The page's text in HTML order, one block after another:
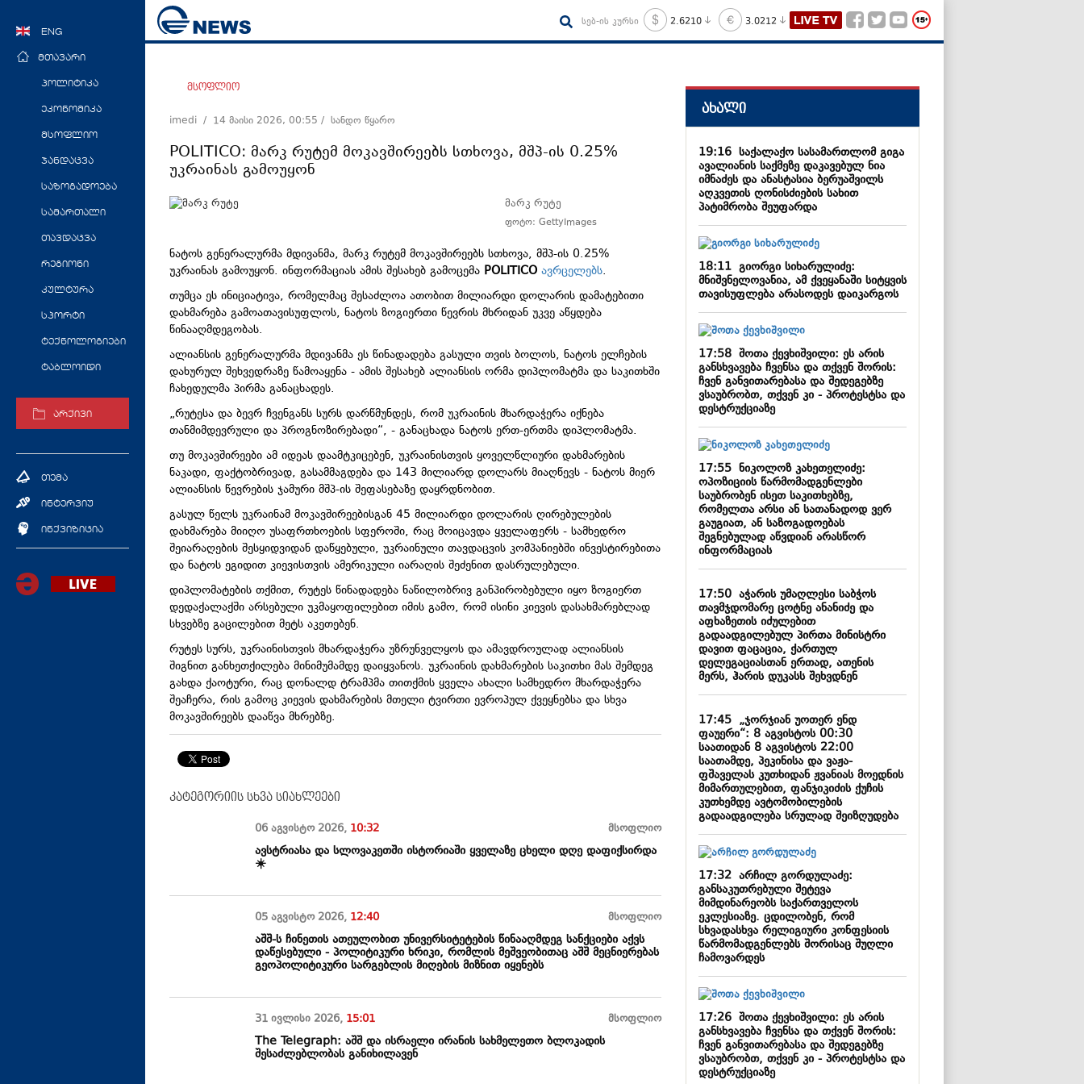
ENG
მთავარი
პოლიტიკა
ეკონომიკა
მსოფლიო
ჯანდაცვა
საზოგადოება
სამართალი
თავდაცვა
რეგიონი
კულტურა
სპორტი
ტექნოლოგიები
ტაბლოიდი
არქივი
თემა
ინტერვიუ
ინქვიზიცია
სებ-ის კურსი 2.6210 3.0212
მსოფლიო
imedi / 14 მაისი 2026, 00:55 / სანდო წყარო
POLITICO: მარკ რუტემ მოკავშირეებს სთხოვა, მშპ-ის 0.25%
უკრაინას გამოუყონ
მარკ რუტე
ფოტო: GettyImages
ნატოს გენერალურმა მდივანმა, მარკ რუტემ მოკავშირეებს სთხოვა, მშპ-ის 0.25%
უკრაინას გამოუყონ. ინფორმაციას ამის შესახებ გამოცემა POLITICO ავრცელებს.
თუმცა ეს ინიციატივა, რომელმაც შესაძლოა ათობით მილიარდი დოლარის დამატებითი
დახმარება გამოათავისუფლოს, ნატოს ზოგიერთი წევრის მხრიდან უკვე აწყდება
წინააღმდეგობას.
ალიანსის გენერალურმა მდივანმა ეს წინადადება გასული თვის ბოლოს, ნატოს ელჩების
დახურულ შეხვედრაზე წამოაყენა - ამის შესახებ ალიანსის ორმა დიპლომატმა და საკითხში
ჩახედულმა პირმა განაცხადეს.
„რუტესა და ბევრ ჩვენგანს სურს დარწმუნდეს, რომ უკრაინის მხარდაჭერა იქნება
თანმიმდევრული და პროგნოზირებადი“, - განაცხადა ნატოს ერთ-ერთმა დიპლომატმა.
თუ მოკავშირეები ამ იდეას დაამტკიცებენ, უკრაინისთვის ყოველწლიური დახმარების
ნაკადი, ფაქტობრივად, გასამმაგდება და 143 მილიარდ დოლარს მიაღწევს - ნატოს მიერ
ალიანსის წევრების ჯამური მშპ-ის შეფასებაზე დაყრდნობით.
გასულ წელს უკრაინამ მოკავშირეებისგან 45 მილიარდი დოლარის ღირებულების
დახმარება მიიღო უსაფრთხოების სფეროში, რაც მოიცავდა ყველაფერს - სამხედრო
შეიარაღების შესყიდვიდან დაწყებული, უკრაინული თავდაცვის კომპანიებში ინვესტირებითა
და ნატოს ეგიდით კიევისთვის ამერიკული იარაღის შეძენით დასრულებული.
დიპლომატების თქმით, რუტეს წინადადება ნაწილობრივ განპირობებული იყო ზოგიერთ
დედაქალაქში არსებული უკმაყოფილებით იმის გამო, რომ ისინი კიევის დასახმარებლად
სხვებზე გაცილებით მეტს აკეთებენ.
რუტეს სურს, უკრაინისთვის მხარდაჭერა უზრუნველყოს და ამავდროულად ალიანსის
შიგნით განხეთქილება მინიმუმამდე დაიყვანოს. უკრაინის დახმარების საკითხი მას შემდეგ
გახდა ქაოტური, რაც დონალდ ტრამპმა თითქმის ყველა ახალი სამხედრო მხარდაჭერა
შეაჩერა, რის გამოც კიევის დახმარების მთელი ტვირთი ევროპულ ქვეყნებსა და სხვა
მოკავშირეებს დააწვა მხრებზე.
კატეგორიის სხვა სიახლეები
06 აგვისტო 2026, 10:32 მსოფლიო
ავსტრიასა და სლოვაკეთში ისტორიაში ყველაზე ცხელი დღე დაფიქსირდა
☀️
05 აგვისტო 2026, 12:40 მსოფლიო
აშშ-ს ჩინეთის ათეულობით უნივერსიტეტების წინააღმდეგ სანქციები აქვს
დაწესებული - პოლიტიკური ხრიკი, რომლის მეშვეობითაც აშშ მეცნიერებას
გეოპოლიტიკური სარგებლის მიღების მიზნით იყენებს
31 ივლისი 2026, 15:01 მსოფლიო
The Telegraph: აშშ და ისრაელი ირანის სახმელეთო ბლოკადის
შესაძლებლობას განიხილავენ
ახალი
19:16საქალაქო სასამართლომ გიგა
ავალიანის საქმეზე დაკავებულ ნია
იმნაძეს და ანასტასია ბერუაშვილს
აღკვეთის ღონისძიების სახით
პატიმრობა შეუფარდა
18:11გიორგი სიხარულიძე:
მნიშვნელოვანია, ამ ქვეყანაში სიტყვის
თავისუფლება არასოდეს დაიკარგოს
17:58შოთა ქევხიშვილი: ეს არის
განსხვავება ჩვენსა და თქვენ შორის:
ჩვენ განვითარებასა და შედეგებზე
ვსაუბრობთ, თქვენ კი - პროტესტსა და
დესტრუქციაზე
17:55ნიკოლოზ კახეთელიძე:
ოპოზიციის წარმომადგენლები
საუბრობენ ისეთ საკითხებზე,
რომელთა არსი ან სათანადოდ ვერ
გაუგიათ, ან საზოგადოებას
შეგნებულად აწვდიან არასწორ
ინფორმაციას
17:50აჭარის უმაღლესი საბჭოს
თავმჯდომარე ცოტნე ანანიძე და
აფხაზეთის იძულებით
გადაადგილებულ პირთა მინისტრი
დავით ფაცაცია, ქართულ
დელეგაციასთან ერთად, ათენის
მერს, ჰარის დუკასს შეხვდნენ
17:45„ჯორჯიან უოთერ ენდ
ფაუერი“: 8 აგვისტოს 00:30
საათიდან 8 აგვისტოს 22:00
საათამდე, პეკინისა და ვაჟა-
ფშაველას კუთხიდან ჟვანიას მოედნის
მიმართულებით, ფანჯიკიძის ქუჩის
კუთხემდე ავტომობილების
გადაადგილება სრულად შეიზღუდება
17:32არჩილ გორდულაძე:
განსაკუთრებული შეტევა
მიმდინარეობს საქართველოს
ეკლესიაზე. ცდილობენ, რომ
სხვადასხვა რელიგიური კონფესიის
წარმომადგენლებს შორისაც შუღლი
ჩამოვარდეს
17:26შოთა ქევხიშვილი: ეს არის
განსხვავება ჩვენსა და თქვენ შორის:
ჩვენ განვითარებასა და შედეგებზე
ვსაუბრობთ, თქვენ კი - პროტესტსა და
დესტრუქციაზე